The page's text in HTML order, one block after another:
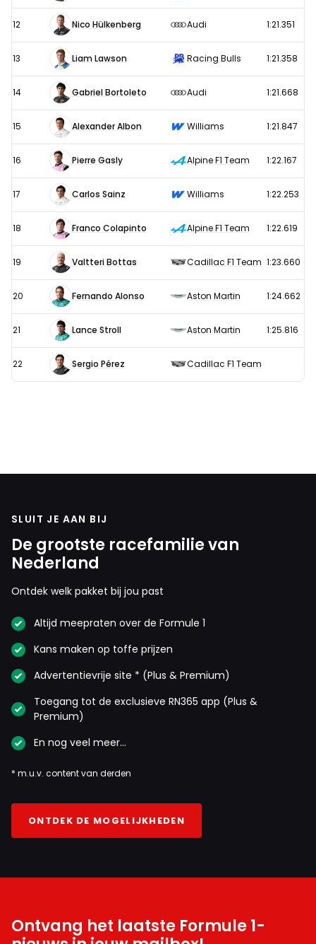
12 Nico Hülkenberg Audi 1:21.351
13 Liam Lawson Racing Bulls 1:21.358
14 Gabriel Bortoleto Audi 1:21.668
15 Alexander Albon Williams 1:21.847
16 Pierre Gasly Alpine F1 Team 1:22.167
17 Carlos Sainz Williams 1:22.253
18 Franco Colapinto Alpine F1 Team 1:22.619
19 Valtteri Bottas Cadillac F1 Team 1:23.660
20 Fernando Alonso Aston Martin 1:24.662
21 Lance Stroll Aston Martin 1:25.816
22 Sergio Pérez Cadillac F1 Team
SLUIT JE AAN BIJ
De grootste racefamilie van
Nederland
Ontdek welk pakket bij jou past
Altijd meepraten over de Formule 1
Kans maken op toffe prijzen
Advertentievrije site * (Plus & Premium)
Toegang tot de exclusieve RN365 app (Plus &
Premium)
En nog veel meer…
* m.u.v. content van derden
ONTDEK DE MOGELIJKHEDEN
Ontvang het laatste Formule 1-